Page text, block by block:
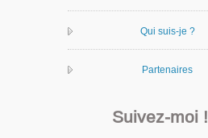
Qui suis-je ?
Partenaires
Suivez-moi !